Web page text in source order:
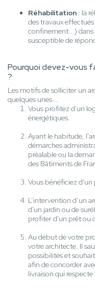
Réhabilitation : la
des travaux
confinement...)
susceptible de
Pourquoi devez-vous
?
Les motifs de solliciter un
quelques unes...
Vous profitez d'un
énergétiques.
Ayant le habitude,
démarches
préalable ou la
des Bâtiments de
Vous bénéficiez d'un
L’intervention d’un
d'un jardin ou de
profiter d'un prêt ou
Au début de votre
votre architecte. Il
possibilités et
afin de concorder
livraison qui respecte